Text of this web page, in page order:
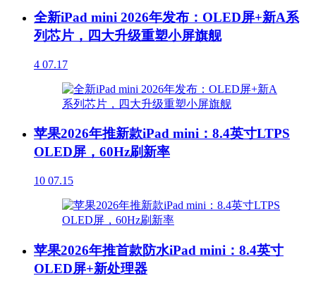
全新iPad mini 2026年发布：OLED屏+新A系
列芯片，四大升级重塑小屏旗舰
4 07.17
苹果2026年推新款iPad mini：8.4英寸LTPS
OLED屏，60Hz刷新率
10 07.15
苹果2026年推首款防水iPad mini：8.4英寸
OLED屏+新处理器